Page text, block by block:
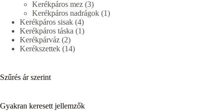
termék
Kerékpáros mez 33
termék
Kerékpáros nadrágok 11
Kerékpáros sisak 44
termék
Kerékpáros táska 11
Kerékpárváz 22
termék
Kerékszettek 1414
Szűrés ár szerint
Gyakran keresett jellemzők